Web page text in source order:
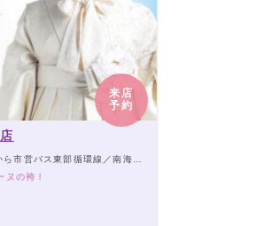
来店
予約
橋」下車徒歩5分 ★お車の場合：徳島中州インターから5分、イオンモール徳島から3分
ヌの袴！